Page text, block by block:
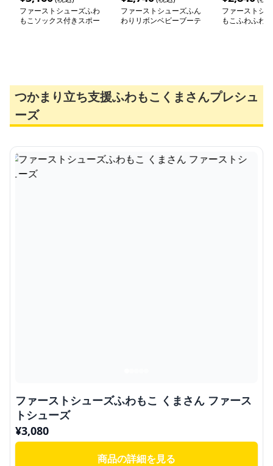
ファーストシューズふわ
もこソックス付きスポー
ファーストシューズふん
わりリボンベビーブーテ
ファーストシ
もこふわふわ
つかまり立ち支援ふわもこくまさんプレシュ
ーズ
ファーストシューズふわもこ くまさん ファース
トシューズ
¥3,080
商品の詳細を見る